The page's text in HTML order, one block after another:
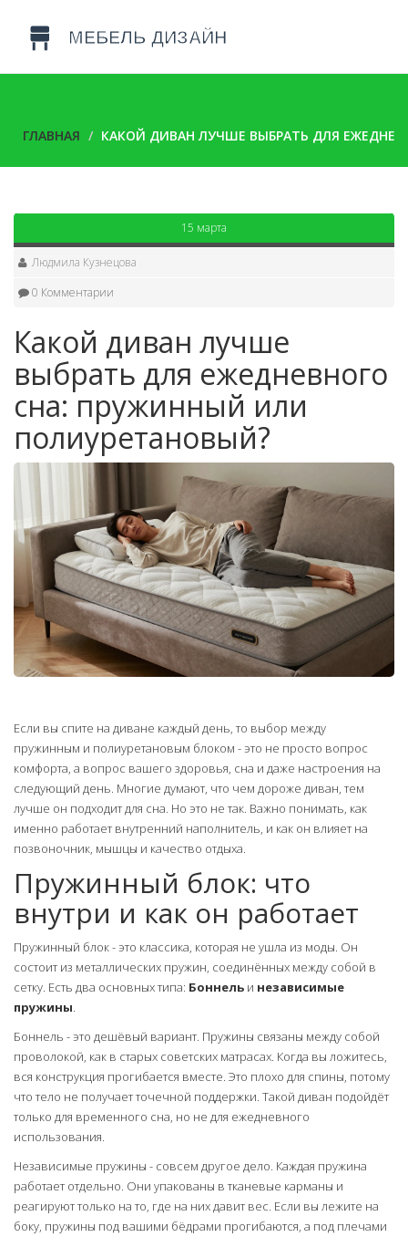
ГЛАВНАЯ КАКОЙ ДИВАН ЛУЧШЕ ВЫБРАТЬ ДЛЯ
15 марта
Людмила Кузнецова
0 Комментарии
Какой диван лучше
выбрать для ежедневного
сна: пружинный или
полиуретановый?
Если вы спите на диване каждый день, то выбор между
пружинным и полиуретановым блоком - это не просто вопрос
комфорта, а вопрос вашего здоровья, сна и даже настроения на
следующий день. Многие думают, что чем дороже диван, тем
лучше он подходит для сна. Но это не так. Важно понимать, как
именно работает внутренний наполнитель, и как он влияет на
позвоночник, мышцы и качество отдыха.
Пружинный блок: что
внутри и как он работает
Пружинный блок - это классика, которая не ушла из моды. Он
состоит из металлических пружин, соединённых между собой в
сетку. Есть два основных типа: Боннель и независимые
пружины.
Боннель - это дешёвый вариант. Пружины связаны между собой
проволокой, как в старых советских матрасах. Когда вы ложитесь,
вся конструкция прогибается вместе. Это плохо для спины, потому
что тело не получает точечной поддержки. Такой диван подойдёт
только для временного сна, но не для ежедневного
использования.
Независимые пружины - совсем другое дело. Каждая пружина
работает отдельно. Они упакованы в тканевые карманы и
реагируют только на то, где на них давит вес. Если вы лежите на
боку, пружины под вашими бёдрами прогибаются, а под плечами